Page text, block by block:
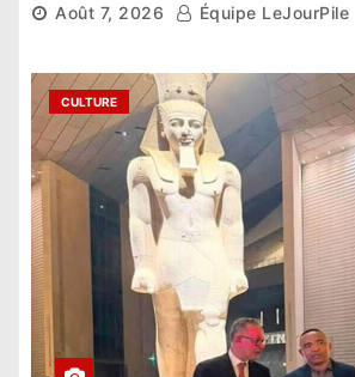
Août 7, 2026 Équipe LeJourPile
CULTURE